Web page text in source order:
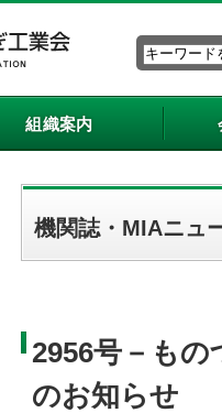
組織案内
機関誌・MIAニュ
2956号－も
のお知らせ